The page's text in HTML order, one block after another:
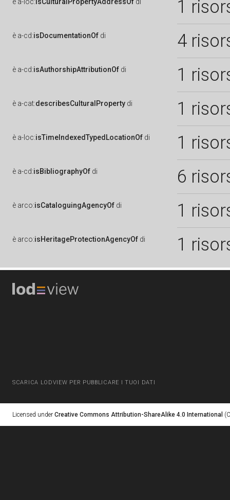
1
è a-cd:isDocumentationOf di 4
è a-cd:isAuthorshipAttributionOf di 1
è a-cat:describesCulturalProperty di 1
è a-loc:isTimeIndexedTypedLocationOf di 1
è a-cd:isBibliographyOf di 6
è arco:isCataloguingAgencyOf di 1
è arco:isHeritageProtectionAgencyOf di 1
SCARICA LODVIEW PER PUBBLICARE I TUOI DATI
Licensed under Creative Commons Attribution-ShareAlike 4.0 International